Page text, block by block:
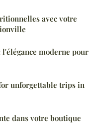
avec votre
l'élégance moderne pour
unforgettable trips in
dans votre boutique